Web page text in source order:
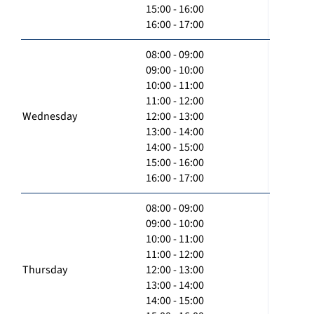
15:00 - 16:00
16:00 - 17:00
Wednesday
08:00 - 09:00
09:00 - 10:00
10:00 - 11:00
11:00 - 12:00
12:00 - 13:00
13:00 - 14:00
14:00 - 15:00
15:00 - 16:00
16:00 - 17:00
Thursday
08:00 - 09:00
09:00 - 10:00
10:00 - 11:00
11:00 - 12:00
12:00 - 13:00
13:00 - 14:00
14:00 - 15:00